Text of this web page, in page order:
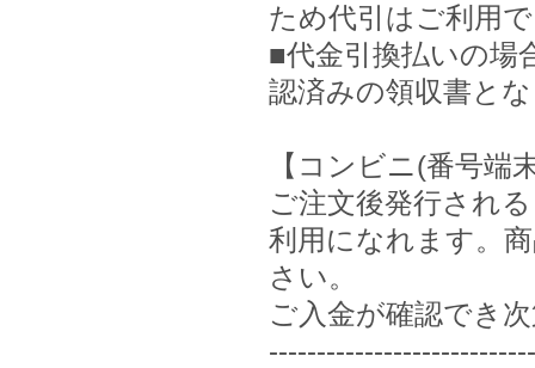
ため代引はご利用
■代金引換払いの場
認済みの領収書と
【コンビニ(番号端
ご注文後発行され
利用になれます。
さい。
ご入金が確認でき